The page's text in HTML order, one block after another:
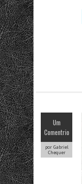
Um
Comentrio
por Gabriel
Chequer